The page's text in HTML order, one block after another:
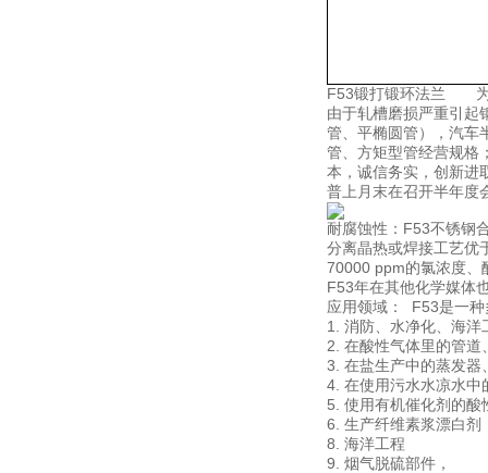
F53锻打锻环法兰 为
由于轧槽磨损严重引
管、平椭圆管），汽车
管、方矩型管经营规
本，诚信务实，创新进
普上月末在召开半年度
耐腐蚀性：F53不锈钢
分离晶热或焊接工艺优
70000 ppm的氯浓度
F53年在其他化学媒体
应用领域： F53是一
1. 消防、水净化、海
2. 在酸性气体里的管
3. 在盐生产中的蒸发
4. 在使用污水水凉水
5. 使用有机催化剂的
6. 生产纤维素浆漂白剂
8. 海洋工程
9. 烟气脱硫部件，